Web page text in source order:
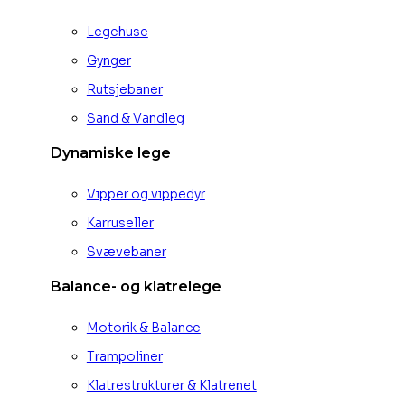
Legehuse
Gynger
Rutsjebaner
Sand & Vandleg
Dynamiske lege
Vipper og vippedyr
Karruseller
Svævebaner
Balance- og klatrelege
Motorik & Balance
Trampoliner
Klatrestrukturer & Klatrenet